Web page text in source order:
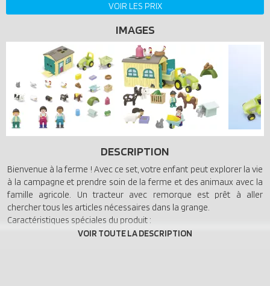
VOIR LES PRIX
IMAGES
DESCRIPTION
Bienvenue à la ferme ! Avec ce set, votre enfant peut explorer la vie
à la campagne et prendre soin de la ferme et des animaux avec la
famille agricole. Un tracteur avec remorque est prêt à aller
chercher tous les articles nécessaires dans la grange.
Caractéristiques spéciales du produit :
• Parfaitement combinable avec d'autres ensembles d'animaux et